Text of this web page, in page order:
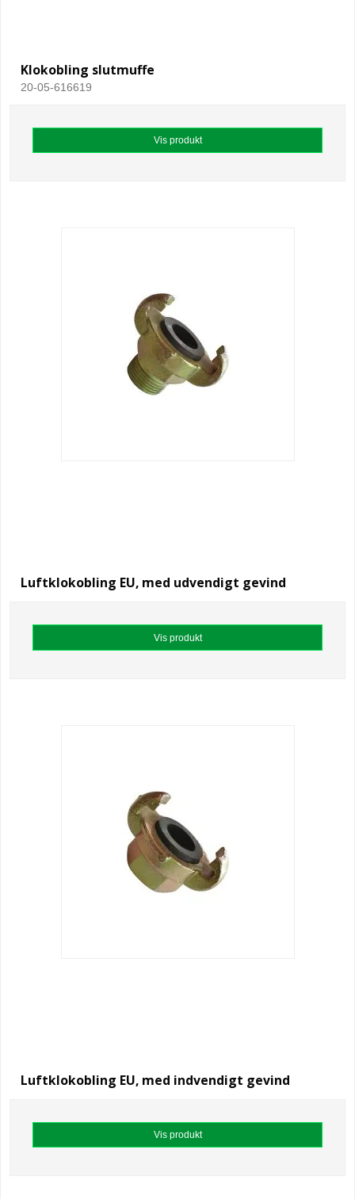
Klokobling slutmuffe
20-05-616619
Vis produkt
Luftklokobling EU, med udvendigt gevind
Vis produkt
Luftklokobling EU, med indvendigt gevind
Vis produkt